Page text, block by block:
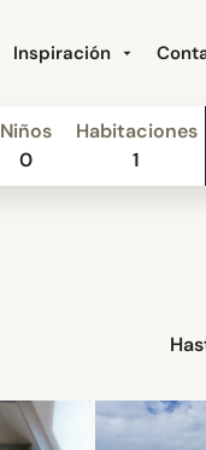
Inspiración
Niños
0
Habitaciones
1